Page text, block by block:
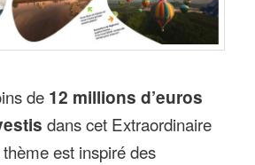
de 12 millions d’euros
dans cet Extraordinaire
est inspiré des